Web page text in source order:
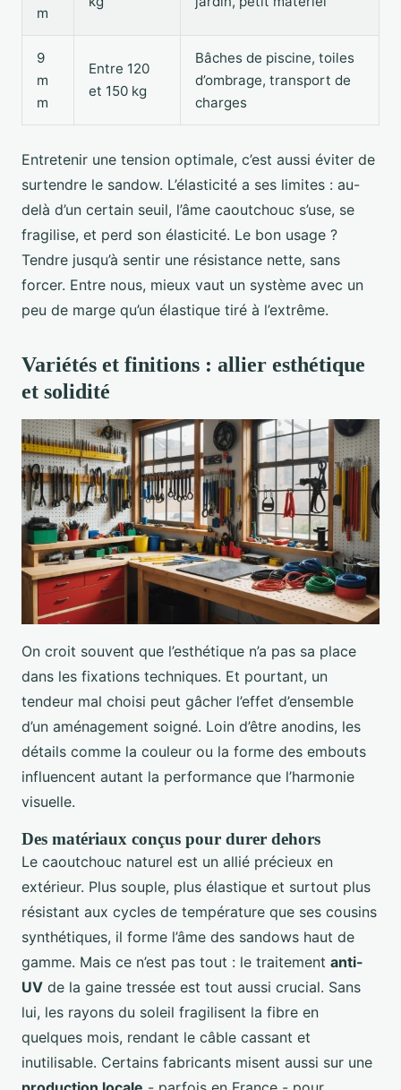
m
9
m
m
Entre 120
et 150 kg
Bâches de piscine, toiles
d’ombrage, transport de
charges
Entretenir une tension optimale, c’est aussi éviter de
surtendre le sandow. L’élasticité a ses limites : au-
delà d’un certain seuil, l’âme caoutchouc s’use, se
fragilise, et perd son élasticité. Le bon usage ?
Tendre jusqu’à sentir une résistance nette, sans
forcer. Entre nous, mieux vaut un système avec un
peu de marge qu’un élastique tiré à l’extrême.
Variétés et finitions : allier esthétique
et solidité
On croit souvent que l’esthétique n’a pas sa place
dans les fixations techniques. Et pourtant, un
tendeur mal choisi peut gâcher l’effet d’ensemble
d’un aménagement soigné. Loin d’être anodins, les
détails comme la couleur ou la forme des embouts
influencent autant la performance que l’harmonie
visuelle.
Des matériaux conçus pour durer dehors
Le caoutchouc naturel est un allié précieux en
extérieur. Plus souple, plus élastique et surtout plus
résistant aux cycles de température que ses cousins
synthétiques, il forme l’âme des sandows haut de
gamme. Mais ce n’est pas tout : le traitement anti-
UV de la gaine tressée est tout aussi crucial. Sans
lui, les rayons du soleil fragilisent la fibre en
quelques mois, rendant le câble cassant et
inutilisable. Certains fabricants misent aussi sur une